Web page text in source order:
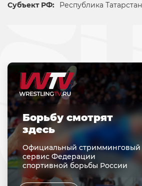
Субъект РФ:
Республика Татарстан
Борьбу смотрят
здесь
Официальный стримминговый
сервис Федерации
спортивной борьбы России